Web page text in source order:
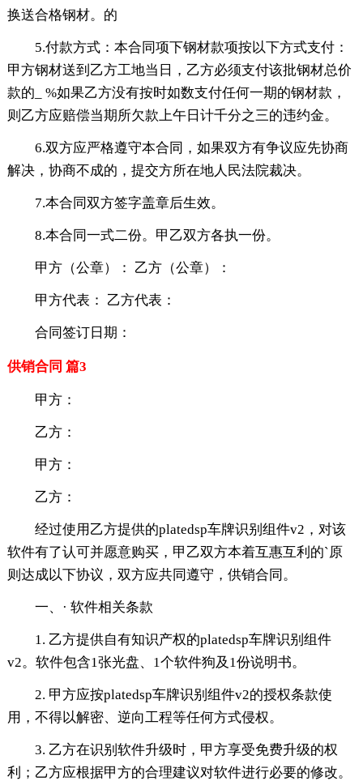
换送合格钢材。的
5.付款方式：本合同项下钢材款项按以下方式支付：
甲方钢材送到乙方工地当日，乙方必须支付该批钢材总价
款的_ %如果乙方没有按时如数支付任何一期的钢材款，
则乙方应赔偿当期所欠款上午日计千分之三的违约金。
6.双方应严格遵守本合同，如果双方有争议应先协商
解决，协商不成的，提交方所在地人民法院裁决。
7.本合同双方签字盖章后生效。
8.本合同一式二份。甲乙双方各执一份。
甲方（公章）： 乙方（公章）：
甲方代表： 乙方代表：
合同签订日期：
供销合同 篇3
甲方：
乙方：
甲方：
乙方：
经过使用乙方提供的platedsp车牌识别组件v2，对该
软件有了认可并愿意购买，甲乙双方本着互惠互利的`原
则达成以下协议，双方应共同遵守，供销合同。
一、· 软件相关条款
1. 乙方提供自有知识产权的platedsp车牌识别组件
v2。软件包含1张光盘、1个软件狗及1份说明书。
2. 甲方应按platedsp车牌识别组件v2的授权条款使
用，不得以解密、逆向工程等任何方式侵权。
3. 乙方在识别软件升级时，甲方享受免费升级的权
利；乙方应根据甲方的合理建议对软件进行必要的修改。